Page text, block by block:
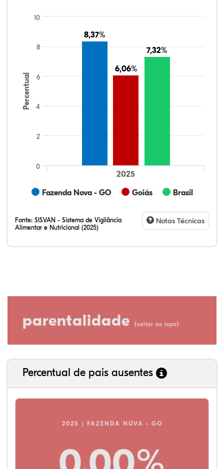
Percentual
8,37%
8,37%
6,06%
6,06%
7,32%
7,32%
Fazenda Nova - GO Goiás Brasil
2025
0
2
4
6
8
10
Fonte: SISVAN - Sistema de Vigilância
Alimentar e Nutricional (2025)
Notas Técnicas
parentalidade (voltar ao topo)
Percentual de pais ausentes
2025 | FAZENDA NOVA - GO